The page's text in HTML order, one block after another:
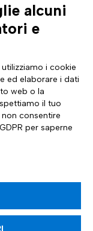
SU DI NOI
stampa
internazionale
Partner
SU
Direzione ed al
alcuni
e
i cookie
ed elaborare i dati
web o la
il tuo
consentire
per saperne